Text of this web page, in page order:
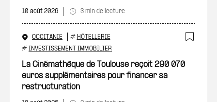
10 août 2026 3 min de lecture
OCCITANIE # HÔTELLERIE
# INVESTISSEMENT IMMOBILIER
La Cinémathèque de Toulouse reçoit 290 070
euros supplémentaires pour financer sa
restructuration